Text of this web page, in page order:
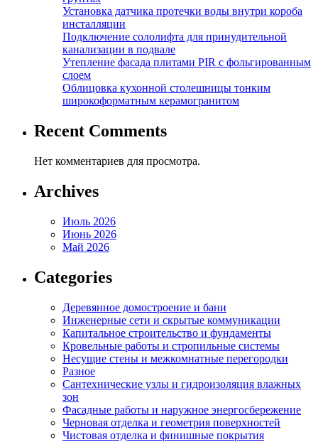
Установка датчика протечки воды внутри короба
инсталляции
Подключение сололифта для принудительной
канализации в подвале
Утепление фасада плитами PIR с фольгированным
слоем
Облицовка кухонной столешницы тонким
широкоформатным керамогранитом
Recent Comments
Нет комментариев для просмотра.
Archives
Июль 2026
Июнь 2026
Май 2026
Categories
Деревянное домостроение и бани
Инженерные сети и скрытые коммуникации
Капитальное строительство и фундаменты
Кровельные работы и стропильные системы
Несущие стены и межкомнатные перегородки
Разное
Сантехнические узлы и гидроизоляция влажных
зон
Фасадные работы и наружное энергосбережение
Черновая отделка и геометрия поверхностей
Чистовая отделка и финишные покрытия